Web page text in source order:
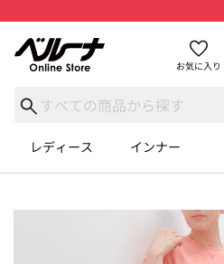
お気に入り
レディース インナー